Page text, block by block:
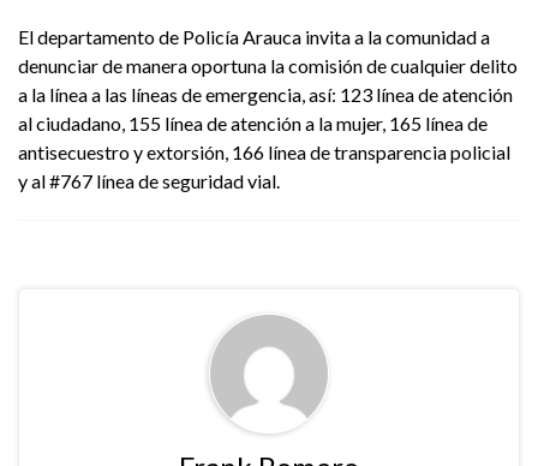
El departamento de Policía Arauca invita a la comunidad a
denunciar de manera oportuna la comisión de cualquier delito
a la línea a las líneas de emergencia, así: 123 línea de atención
al ciudadano, 155 línea de atención a la mujer, 165 línea de
antisecuestro y extorsión, 166 línea de transparencia policial
y al #767 línea de seguridad vial.